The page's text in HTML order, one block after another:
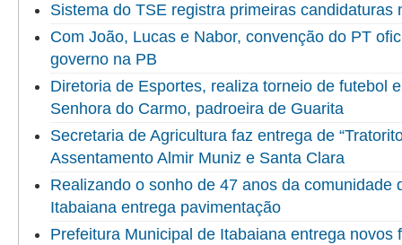
Sistema do TSE registra primeiras candidaturas
Com João, Lucas e Nabor, convenção do PT
governo na PB
Diretoria de Esportes, realiza torneio de futebol
Senhora do Carmo, padroeira de Guarita
Secretaria de Agricultura faz entrega de
Assentamento Almir Muniz e Santa Clara
Realizando o sonho de 47 anos da comunidade
Itabaiana entrega pavimentação
Prefeitura Municipal de Itabaiana entrega novos